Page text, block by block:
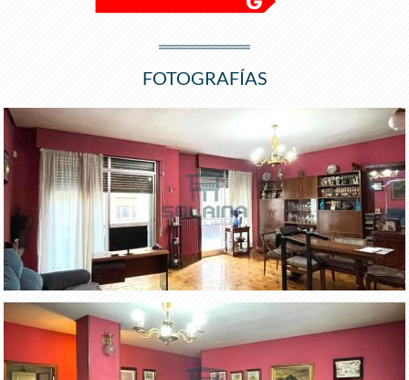
FOTOGRAFÍAS